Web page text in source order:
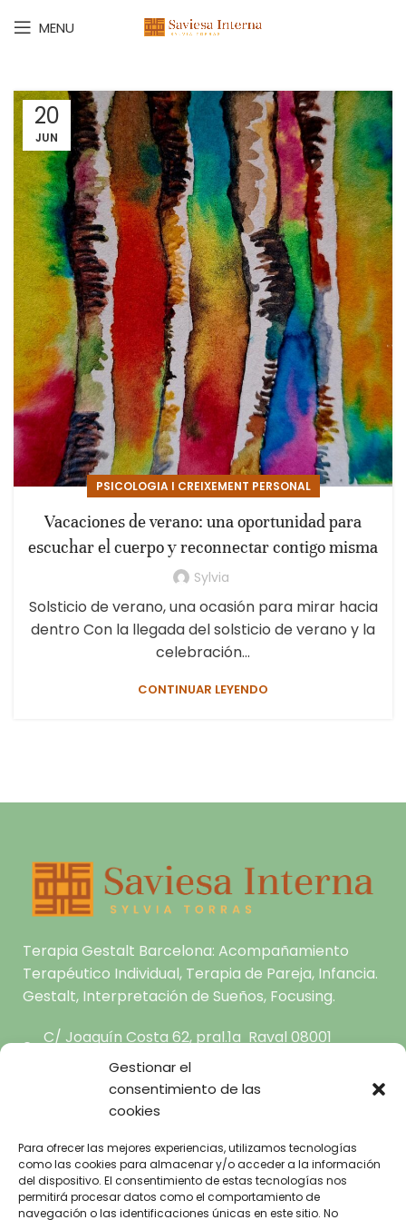
Gestionar el
consentimiento de las
cookies
Para ofrecer las mejores experiencias, utilizamos tecnologías
como las cookies para almacenar y/o acceder a la información
del dispositivo. El consentimiento de estas tecnologías nos
permitirá procesar datos como el comportamiento de
navegación o las identificaciones únicas en este sitio. No
MENU
20
JUN
PSICOLOGIA I CREIXEMENT PERSONAL
Vacaciones de verano: una oportunidad para
escuchar el cuerpo y reconnectar contigo misma
Sylvia
Solsticio de verano, una ocasión para mirar hacia
dentro Con la llegada del solsticio de verano y la
celebración...
CONTINUAR LEYENDO
Terapia Gestalt Barcelona: Acompañamiento
Terapéutico Individual, Terapia de Pareja, Infancia.
Gestalt, Interpretación de Sueños, Focusing.
C/ Joaquín Costa 62, pral.1a Raval 08001
Barcelona
hola@saviesainterna.com
665.681.444
INICIO
SOBRE MI
TERAPIA GESTALT A TU
AVISO LEGAL
POLÍTICA DE